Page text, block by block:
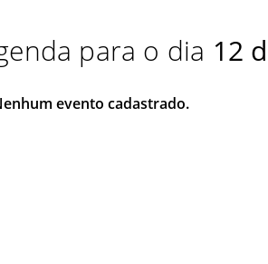
para o dia 12
evento cadastrado.